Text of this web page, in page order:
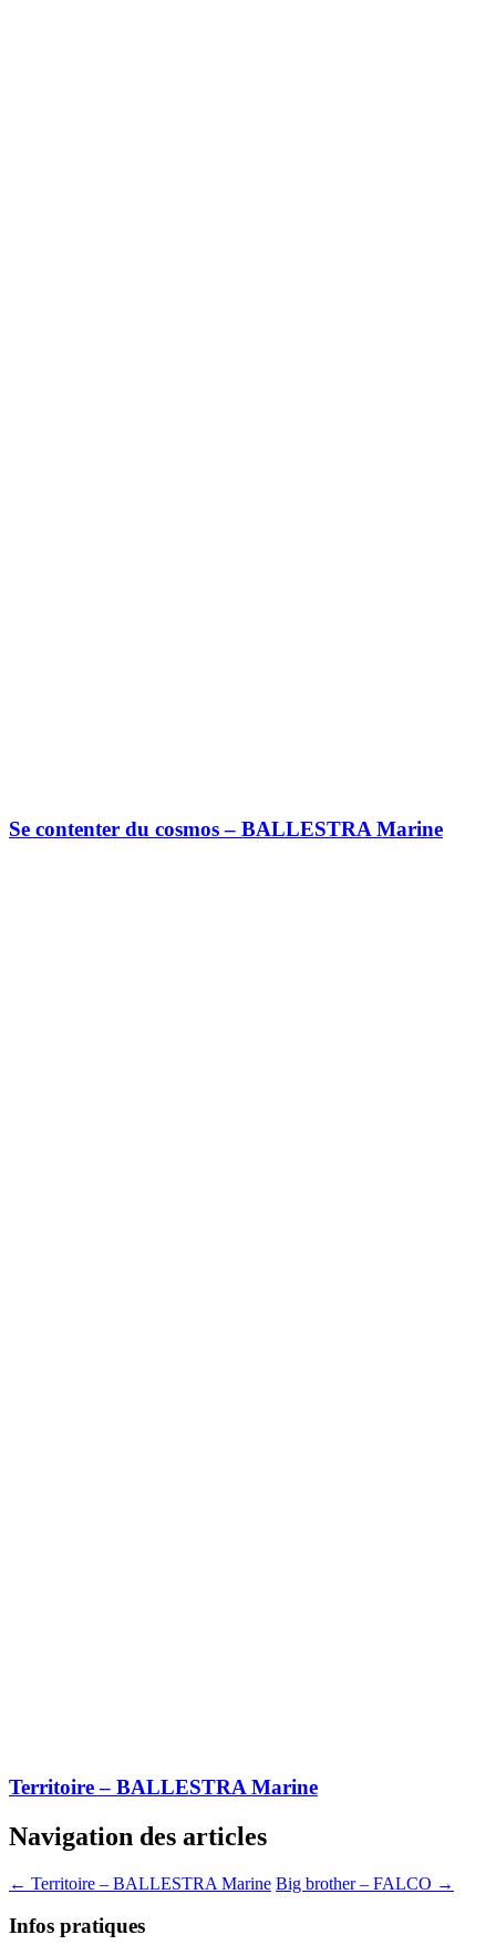
Se contenter du cosmos – BALLESTRA Marine
Territoire – BALLESTRA Marine
Navigation des articles
← Territoire – BALLESTRA Marine Big brother – FALCO →
Infos pratiques